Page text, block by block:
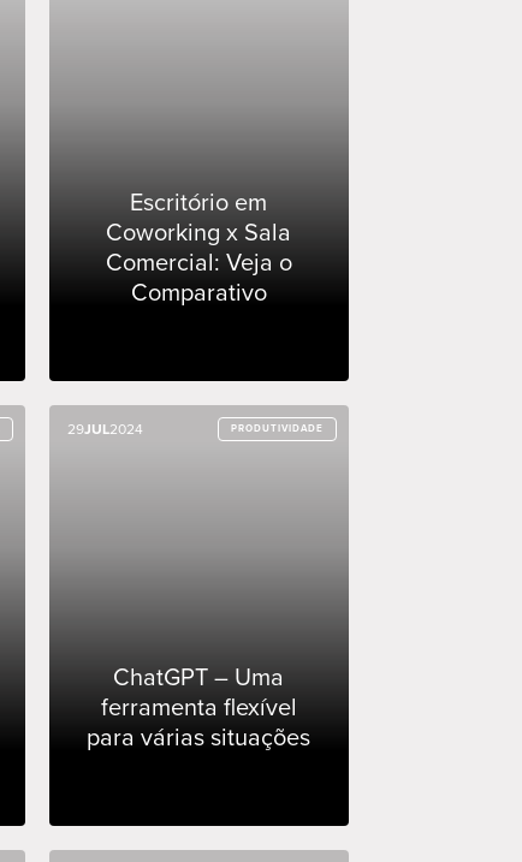
Escritório em
Coworking x Sala
Comercial: Veja o
Comparativo
29JUL2024 PRODUTIVIDADE
ChatGPT – Uma
ferramenta flexível
para várias situações
29JUL2024 PRODUTIVIDADE